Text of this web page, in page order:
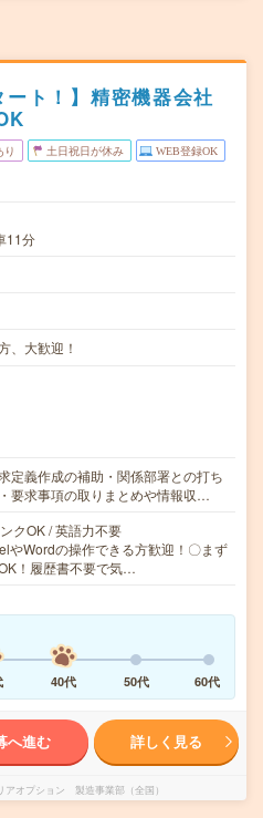
ート！】精密機器会社
り 土日祝日が休み WEB登録OK
11分
、大歓迎！
定義作成の補助・関係部署との打ち
要求事項の取りまとめや情報収…
クOK / 英語力不要
Wordの操作できる方歓迎！〇まず
！履歴書不要で気…
40代 50代 60代
へ進む 詳しく見る
アオプション 製造事業部（全国）